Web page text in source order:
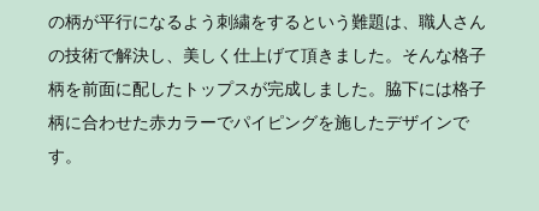
の柄が平行になるよう刺繍をするという難題は、職人さん
の技術で解決し、美しく仕上げて頂きました。そんな格子
柄を前面に配したトップスが完成しました。脇下には格子
柄に合わせた赤カラーでパイピングを施したデザインで
す。